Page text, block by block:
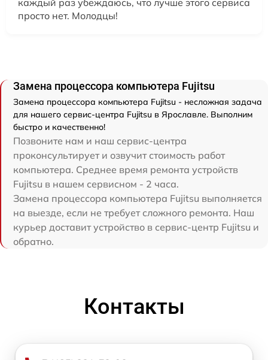
каждый раз убеждаюсь, что лучше этого сервиса
просто нет. Молодцы!
Замена процессора компьютера Fujitsu
Замена процессора компьютера Fujitsu - несложная задача
для нашего сервис-центра Fujitsu в Ярославле. Выполним
быстро и качественно!
Позвоните нам и наш сервис-центра
проконсультирует и озвучит стоимость работ
компьютера. Среднее время ремонта устройств
Fujitsu в нашем сервисном - 2 часа.
Замена процессора компьютера Fujitsu выполняется
на выезде, если не требует сложного ремонта. Наш
курьер доставит устройство в сервис-центр Fujitsu и
обратно.
Контакты